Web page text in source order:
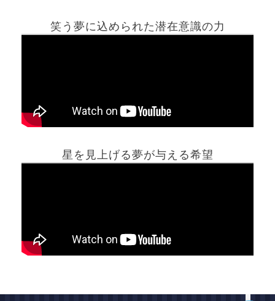
笑う夢に込められた潜在意識の力
星を見上げる夢が与える希望
ホーム
最新記事動画